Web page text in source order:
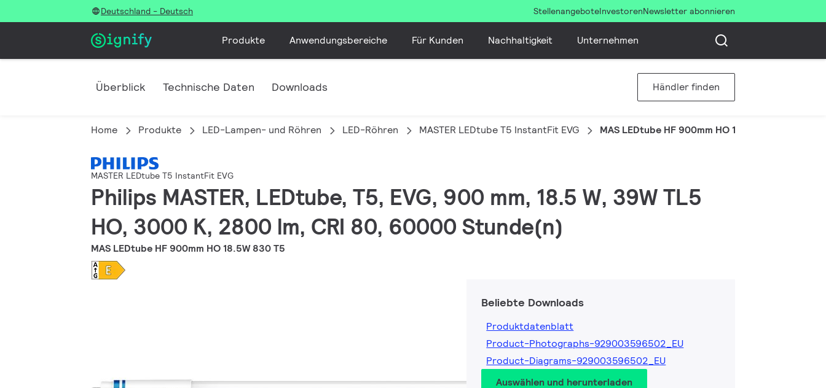
Deutschland - Deutsch StellenangeboteInvestorenNewsletter abonnieren
Produkte Anwendungsbereiche Für Kunden Nachhaltigkeit Unternehmen
Überblick Technische Daten Downloads Händler finden
Home Produkte LED-Lampen- und Röhren LED-Röhren MASTER LEDtube T5 InstantFit EVG MAS LEDtube HF 900mm HO 18.5W 830 T5
MASTER LEDtube T5 InstantFit EVG
Philips MASTER, LEDtube, T5, EVG, 900 mm, 18.5 W, 39W TL5
HO, 3000 K, 2800 lm, CRI 80, 60000 Stunde(n)
MAS LEDtube HF 900mm HO 18.5W 830 T5
Beliebte Downloads
Produktdatenblatt
Product-Photographs-929003596502_EU
Product-Diagrams-929003596502_EU
Auswählen und herunterladen